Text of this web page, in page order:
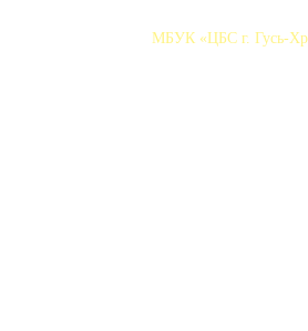
МБУК «ЦБС г. Гусь-